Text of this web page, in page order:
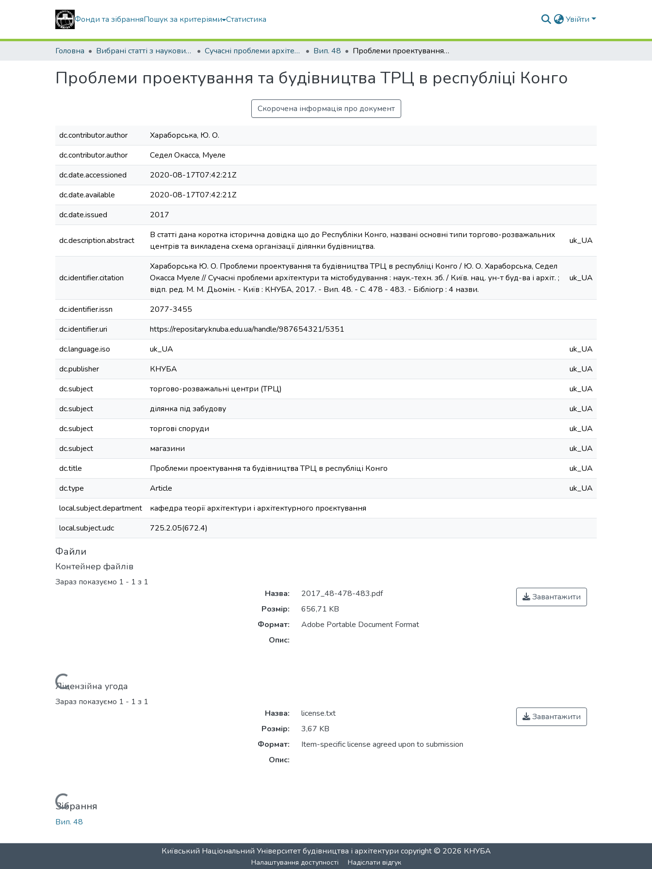
Фонди та зібранняПошук за критеріями Статистика Увійти
Головна Вибрані статті з наукових збірників КНУБА Сучасні проблеми архітектури та містобудування Вип. 48 Проблеми проектування та будівництва ТРЦ в республіці Конго
Проблеми проектування та будівництва ТРЦ в республіці Конго
Скорочена інформація про документ
dc.contributor.author
Хараборська, Ю. О.
dc.contributor.author
Седел Окасса, Муеле
dc.date.accessioned
2020-08-17T07:42:21Z
dc.date.available
2020-08-17T07:42:21Z
dc.date.issued
2017
dc.description.abstract
В статті дана коротка історична довідка що до Республіки Конго, названі основні типи торгово-розважальних
центрів та викладена схема організації ділянки будівництва.
uk_UA
dc.identifier.citation
Хараборська Ю. О. Проблеми проектування та будівництва ТРЦ в республіці Конго / Ю. О. Хараборська, Седел
Окасса Муеле // Сучасні проблеми архітектури та містобудування : наук.-техн. зб. / Київ. нац. ун-т буд-ва і архіт. ;
відп. ред. М. М. Дьомін. - Київ : КНУБА, 2017. - Вип. 48. - С. 478 - 483. - Бібліогр : 4 назви.
uk_UA
dc.identifier.issn
2077-3455
dc.identifier.uri
https://repositary.knuba.edu.ua/handle/987654321/5351
dc.language.iso
uk_UA
uk_UA
dc.publisher
КНУБА
uk_UA
dc.subject
торгово-розважальні центри (ТРЦ)
uk_UA
dc.subject
ділянка під забудову
uk_UA
dc.subject
торгові споруди
uk_UA
dc.subject
магазини
uk_UA
dc.title
Проблеми проектування та будівництва ТРЦ в республіці Конго
uk_UA
dc.type
Article
uk_UA
local.subject.department
кафедра теорії архітектури і архітектурного проєктування
local.subject.udc
725.2.05(672.4)
Файли
Контейнер файлів
Зараз показуємо 1 - 1 з 1
Вантажиться...
Назва:
2017_48-478-483.pdf
Розмір:
656,71 KB
Формат:
Adobe Portable Document Format
Опис:
Завантажити
Ліцензійна угода
Зараз показуємо 1 - 1 з 1
Вантажиться...
Назва:
license.txt
Розмір:
3,67 KB
Формат:
Item-specific license agreed upon to submission
Опис:
Завантажити
Зібрання
Вип. 48
Київський Національний Університет будівництва і архітектури copyright © 2026 КНУБА
Налаштування доступності Надіслати відгук